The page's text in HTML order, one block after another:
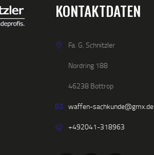
KONTAKTDATEN
Fa. G. Schnitzler
Nordring 188
46238 Bottrop
waffen-sachkunde@gmx.de
+492041-318963